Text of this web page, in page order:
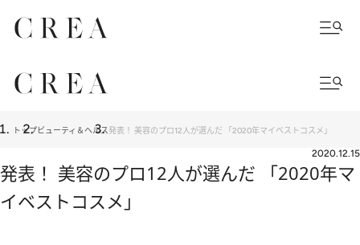
トップビューティ＆ヘルス発表！ 美容のプロ12人が選んだ 「2020年マイベストコスメ」
2020.12.15
発表！ 美容のプロ12人が選んだ 「2020年マ
イベストコスメ」